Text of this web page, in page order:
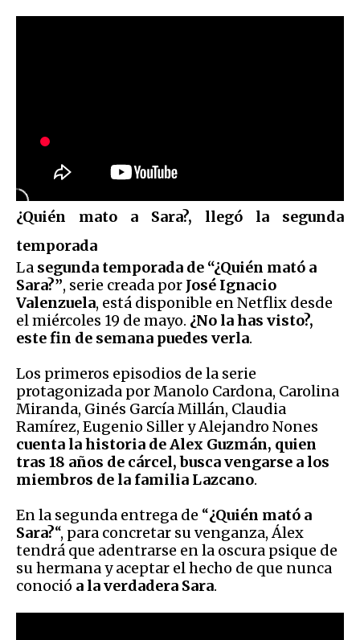
¿Quién mato a Sara?, llegó la segunda
temporada
La segunda temporada de “¿Quién mató a
Sara?”, serie creada por José Ignacio
Valenzuela, está disponible en Netflix desde
el miércoles 19 de mayo. ¿No la has visto?,
este fin de semana puedes verla.
Los primeros episodios de la serie
protagonizada por Manolo Cardona, Carolina
Miranda, Ginés García Millán, Claudia
Ramírez, Eugenio Siller y Alejandro Nones
cuenta la historia de Alex Guzmán, quien
tras 18 años de cárcel, busca vengarse a los
miembros de la familia Lazcano.
En la segunda entrega de “¿Quién mató a
Sara?“, para concretar su venganza, Álex
tendrá que adentrarse en la oscura psique de
su hermana y aceptar el hecho de que nunca
conoció a la verdadera Sara.